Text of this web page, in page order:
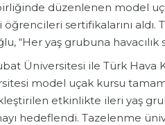
düzenlenen model
sertifikalarını aldı.
“Her yaş grubuna havacılık
Üniversitesi ile Türk
model uçak kursu
etkinlikte ileri yaş
hedeflendi. Tazelenme